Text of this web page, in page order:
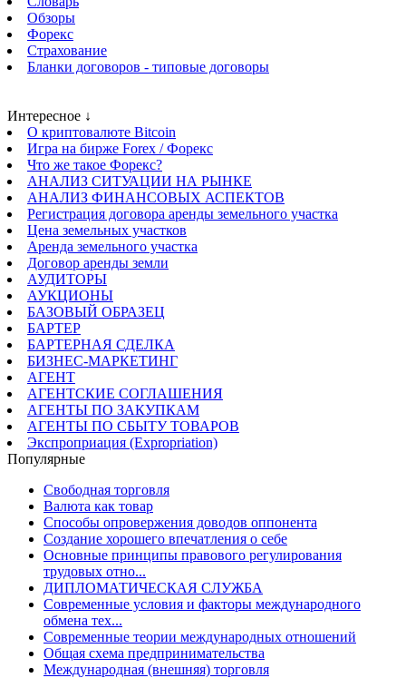
Обзоры
Форекс
Страхование
Бланки договоров - типовые договоры
Интересное ↓
О криптовалюте Bitcoin
Игра на бирже Forex / Форекс
Что же такое Форекс?
АНАЛИЗ СИТУАЦИИ НА РЫНКЕ
АНАЛИЗ ФИНАНСОВЫХ АСПЕКТОВ
Регистрация договора аренды земельного участка
Цена земельных участков
Аренда земельного участка
Договор аренды земли
АУДИТОРЫ
АУКЦИОНЫ
БАЗОВЫЙ ОБРАЗЕЦ
БАРТЕР
БАРТЕРНАЯ СДЕЛКА
БИЗНЕС-МАРКЕТИНГ
АГЕНТ
АГЕНТСКИЕ СОГЛАШЕНИЯ
АГЕНТЫ ПО ЗАКУПКАМ
АГЕНТЫ ПО СБЫТУ ТОВАРОВ
Экспроприация (Expropriation)
Популярные
Свободная торговля
Валюта как товар
Способы опровержения доводов оппонента
Создание хорошего впечатления о себе
Основные принципы правового регулирования
трудовых отно...
ДИПЛОМАТИЧЕСКАЯ СЛУЖБА
Современные условия и факторы международного
обмена тех...
Современные теории международных отношений
Общая схема предпринимательства
Международная (внешняя) торговля